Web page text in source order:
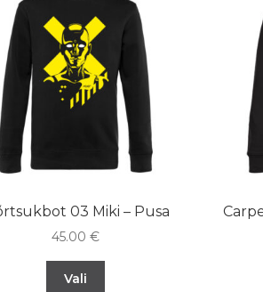
03 Miki – Pusa
45.00€
Vali